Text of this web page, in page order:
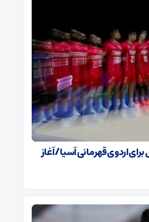
اردوی قهرمانی آسیا / آغاز